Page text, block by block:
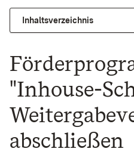
Inhaltsverzeichnis
"Inhouse-
abschließen